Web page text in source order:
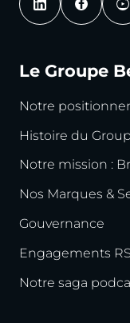
Le Groupe
Notre
Histoire du
Notre mission :
Nos Marques &
Gouvernance
Engagements
Notre saga